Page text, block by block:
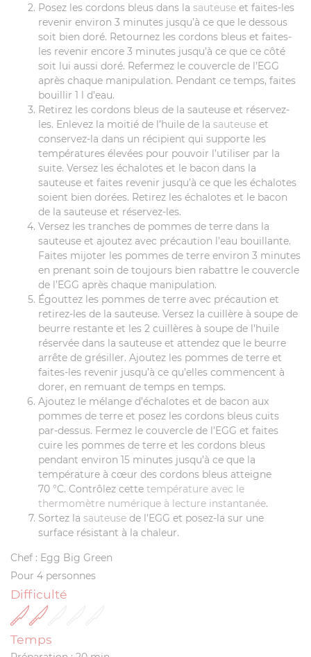
Posez les cordons bleus dans la sauteuse et faites-les
revenir environ 3 minutes jusqu’à ce que le dessous
soit bien doré. Retournez les cordons bleus et faites-
les revenir encore 3 minutes jusqu’à ce que ce côté
soit lui aussi doré. Refermez le couvercle de l’EGG
après chaque manipulation. Pendant ce temps, faites
bouillir 1 l d’eau.
Retirez les cordons bleus de la sauteuse et réservez-
les. Enlevez la moitié de l’huile de la sauteuse et
conservez-la dans un récipient qui supporte les
températures élevées pour pouvoir l’utiliser par la
suite. Versez les échalotes et le bacon dans la
sauteuse et faites revenir jusqu’à ce que les échalotes
soient bien dorées. Retirez les échalotes et le bacon
de la sauteuse et réservez-les.
Versez les tranches de pommes de terre dans la
sauteuse et ajoutez avec précaution l’eau bouillante.
Faites mijoter les pommes de terre environ 3 minutes
en prenant soin de toujours bien rabattre le couvercle
de l’EGG après chaque manipulation.
Égouttez les pommes de terre avec précaution et
retirez-les de la sauteuse. Versez la cuillère à soupe de
beurre restante et les 2 cuillères à soupe de l’huile
réservée dans la sauteuse et attendez que le beurre
arrête de grésiller. Ajoutez les pommes de terre et
faites-les revenir jusqu’à ce qu’elles commencent à
dorer, en remuant de temps en temps.
Ajoutez le mélange d’échalotes et de bacon aux
pommes de terre et posez les cordons bleus cuits
par-dessus. Fermez le couvercle de l’EGG et faites
cuire les pommes de terre et les cordons bleus
pendant environ 15 minutes jusqu’à ce que la
température à cœur des cordons bleus atteigne
70 °C. Contrôlez cette température avec le
thermomètre numérique à lecture instantanée.
Sortez la sauteuse de l’EGG et posez-la sur une
surface résistant à la chaleur.
Chef : Egg Big Green
Pour 4 personnes
Difficulté
Temps